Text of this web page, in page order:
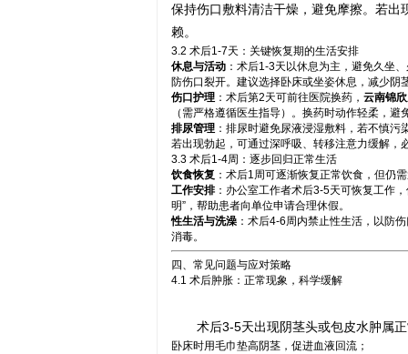
保持伤口敷料清洁干燥，避免摩擦。若
赖。
3.2 术后1-7天：关键恢复期的生活安排
休息与活动 ：术后1-3天以休息为主，避免久坐
防伤口裂开。建议选择卧床或坐姿休息，减少阴
伤口护理 ：术后第2天可前往医院换药， 云南锦
（需严格遵循医生指导）。换药时动作轻柔，
排尿管理 ：排尿时避免尿液浸湿敷料，若不慎
若出现勃起，可通过深呼吸、转移注意力缓解，
3.3 术后1-4周：逐步回归正常生活
饮食恢复 ：术后1周可逐渐恢复正常饮食，但仍
工作安排 ：办公室工作者术后3-5天可恢复工作
明”，帮助患者向单位申请合理休假。
性生活与洗澡 ：术后4-6周内禁止性生活，以防
消毒。
四、常见问题与应对策略
4.1 术后肿胀：正常现象，科学缓解
术后3-5天出现阴茎头或包皮水肿属
卧床时用毛巾垫高阴茎，促进血液回流；